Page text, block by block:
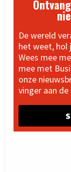
De wereld
het weet, hol
Wees mee
mee met
onze
vinger aan de